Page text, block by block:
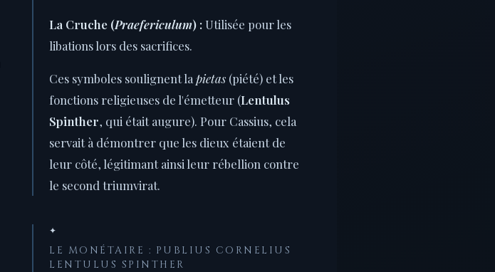
La Cruche (Praefericulum) : Utilisée pour les
libations lors des sacrifices.
Ces symboles soulignent la pietas (piété) et les
fonctions religieuses de l'émetteur (Lentulus
Spinther, qui était augure). Pour Cassius, cela
servait à démontrer que les dieux étaient de
leur côté, légitimant ainsi leur rébellion contre
le second triumvirat.
✦
LE MONÉTAIRE : PUBLIUS CORNELIUS
LENTULUS SPINTHER